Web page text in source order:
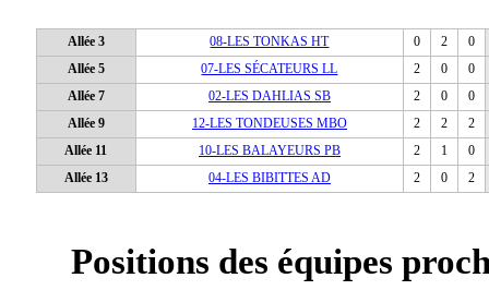
Allée 3 08-LES TONKAS HT 0 2
0
Allée 5
07-LES SÉCATEURS LL 2 0
0
Allée 7
02-LES DAHLIAS SB 2 0
0
Allée 9
12-LES TONDEUSES MBO 2 2
2
Allée 11
10-LES BALAYEURS PB 2 1
0
Allée 13
04-LES BIBITTES AD 2 0 2
Positions des équipes